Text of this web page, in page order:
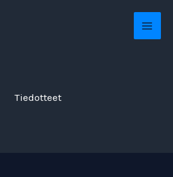
Tiedotteet